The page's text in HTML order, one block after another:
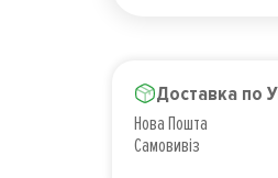
Доставка по
Нова Пошта
Самовивіз